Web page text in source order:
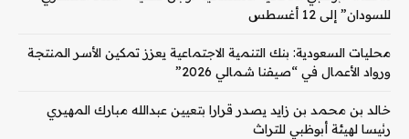
للسودان” إلى 12 أغسطس
محليات السعودية: بنك التنمية الاجتماعية يعزز تمكين الأسر المنتجة
ورواد الأعمال في “صيفنا شمالي 2026”
خالد بن محمد بن زايد يصدر قرارا بتعيين عبدالله مبارك المهيري
رئيسا لهيئة أبوظبي للتراث